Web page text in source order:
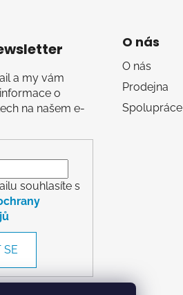
a my vám
o
na našem e-
souhlasíte s
SE
O nás
O nás
Prodejna
Spolupráce